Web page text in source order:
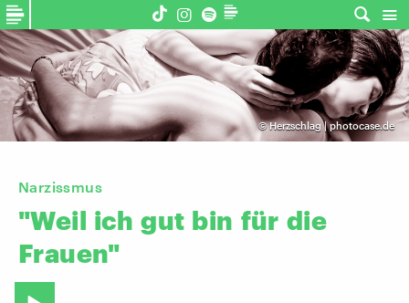
©Herzschlag | photocase.de
Narzissmus
"Weil ich gut bin für die
Frauen"